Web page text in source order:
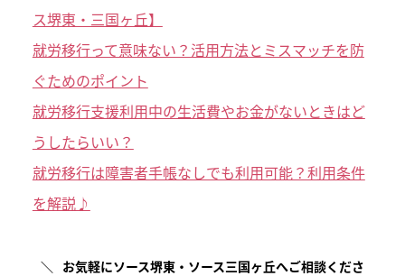
ス堺東・三国ヶ丘】
就労移行って意味ない？活用方法とミスマッチを防
ぐためのポイント
就労移行支援利用中の生活費やお金がないときはど
うしたらいい？
就労移行は障害者手帳なしでも利用可能？利用条件
を解説♪
お気軽にソース堺東・ソース三国ヶ丘へご相談くださ